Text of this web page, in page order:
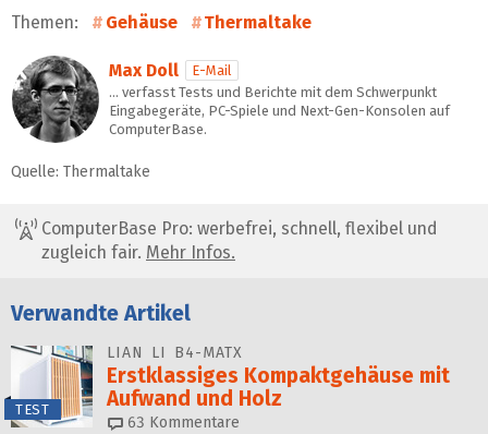
Themen: Gehäuse Thermaltake
Max Doll
E-Mail
… verfasst Tests und Berichte mit dem Schwerpunkt
Eingabegeräte, PC-Spiele und Next-Gen-Konsolen auf
ComputerBase.
Quelle: Thermaltake
ComputerBase Pro: werbefrei, schnell, flexibel und
zugleich fair. Mehr Infos.
Verwandte Artikel
TEST
LIAN LI B4-MATX
Erstklassiges Kompaktgehäuse mit
Aufwand und Holz
63 Kommentare